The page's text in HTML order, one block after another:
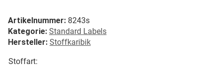
Artikelnummer: 8243s
Kategorie: Standard Labels
Hersteller: Stoffkaribik
Stoffart: